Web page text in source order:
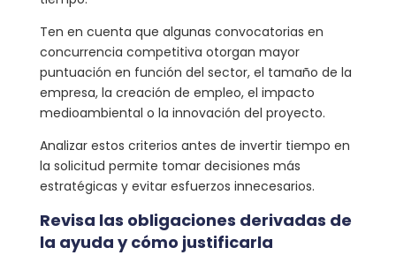
Ten en cuenta que algunas convocatorias en
concurrencia competitiva otorgan mayor
puntuación en función del sector, el tamaño de la
empresa, la creación de empleo, el impacto
medioambiental o la innovación del proyecto.
Analizar estos criterios antes de invertir tiempo en
la solicitud permite tomar decisiones más
estratégicas y evitar esfuerzos innecesarios.
Revisa las obligaciones derivadas de
la ayuda y cómo justificarla